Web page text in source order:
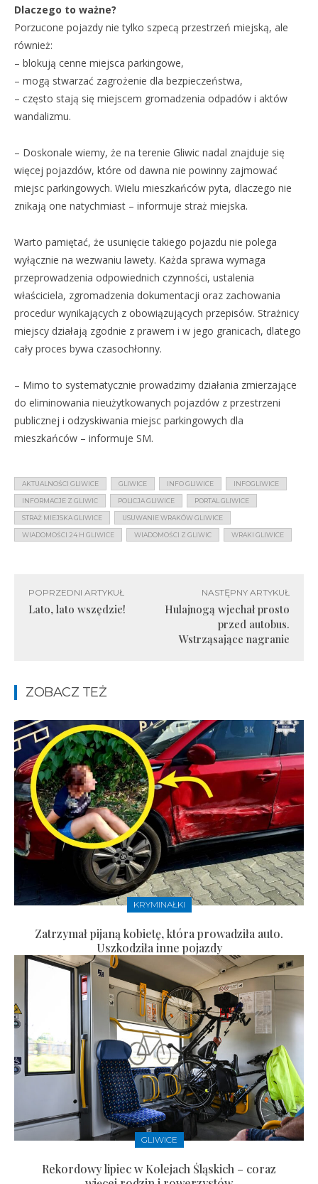
Dlaczego to ważne?
Porzucone pojazdy nie tylko szpecą przestrzeń miejską, ale
również:
– blokują cenne miejsca parkingowe,
– mogą stwarzać zagrożenie dla bezpieczeństwa,
– często stają się miejscem gromadzenia odpadów i aktów
wandalizmu.
– Doskonale wiemy, że na terenie Gliwic nadal znajduje się
więcej pojazdów, które od dawna nie powinny zajmować
miejsc parkingowych. Wielu mieszkańców pyta, dlaczego nie
znikają one natychmiast – informuje straż miejska.
Warto pamiętać, że usunięcie takiego pojazdu nie polega
wyłącznie na wezwaniu lawety. Każda sprawa wymaga
przeprowadzenia odpowiednich czynności, ustalenia
właściciela, zgromadzenia dokumentacji oraz zachowania
procedur wynikających z obowiązujących przepisów. Strażnicy
miejscy działają zgodnie z prawem i w jego granicach, dlatego
cały proces bywa czasochłonny.
– Mimo to systematycznie prowadzimy działania zmierzające
do eliminowania nieużytkowanych pojazdów z przestrzeni
publicznej i odzyskiwania miejsc parkingowych dla
mieszkańców – informuje SM.
AKTUALNOŚCI GLIWICE GLIWICE INFO GLIWICE INFOGLIWICE
INFORMACJE Z GLIWIC POLICJA GLIWICE PORTAL GLIWICE
STRAŻ MIEJSKA GLIWICE USUWANIE WRAKÓW GLIWICE
WIADOMOŚCI 24 H GLIWICE WIADOMOŚCI Z GLIWIC WRAKI GLIWICE
POPRZEDNI ARTYKUŁ
Lato, lato wszędzie!
NASTĘPNY ARTYKUŁ
Hulajnogą wjechał prosto
przed autobus.
Wstrząsające nagranie
ZOBACZ TEŻ
KRYMINAŁKI
Zatrzymał pijaną kobietę, która prowadziła auto.
Uszkodziła inne pojazdy
GLIWICE
Rekordowy lipiec w Kolejach Śląskich – coraz